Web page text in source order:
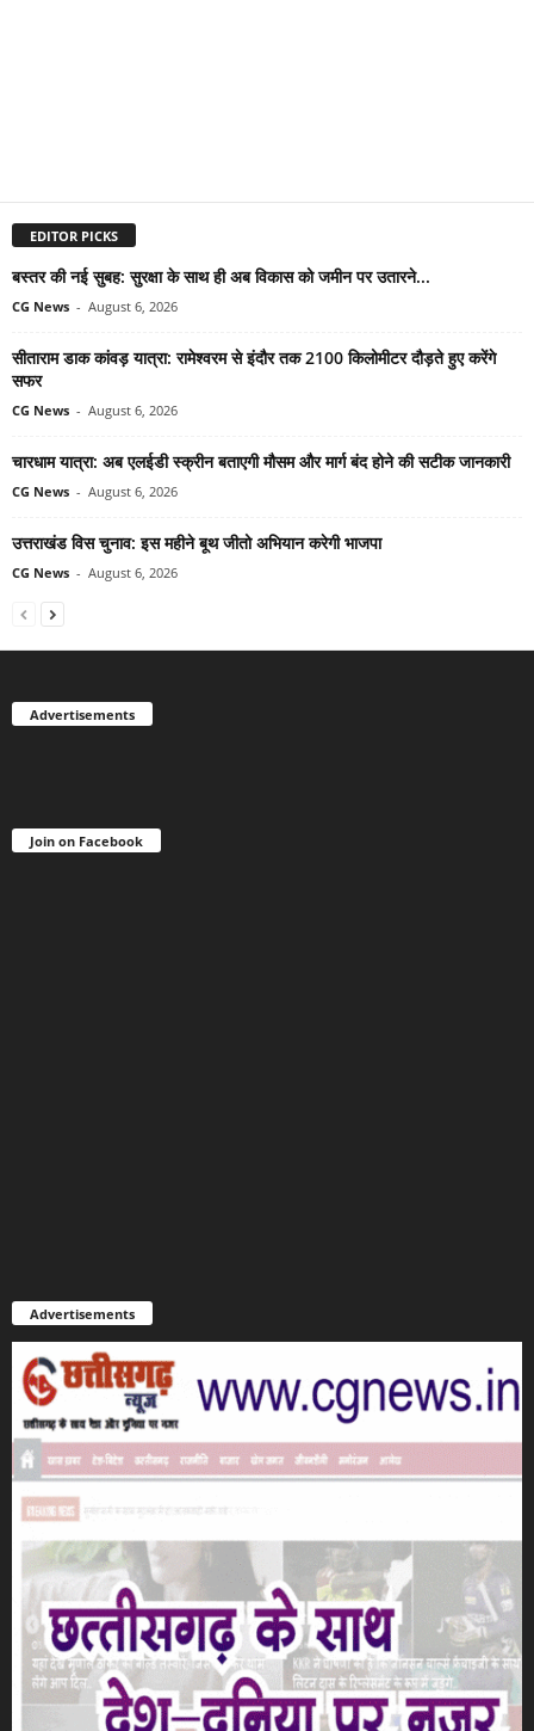
EDITOR PICKS
बस्तर की नई सुबह: सुरक्षा के साथ ही अब विकास को जमीन पर उतारने...
CG News - August 6, 2026
सीताराम डाक कांवड़ यात्रा: रामेश्वरम से इंदौर तक 2100 किलोमीटर दौड़ते हुए करेंगे
सफर
CG News - August 6, 2026
चारधाम यात्रा: अब एलईडी स्क्रीन बताएगी मौसम और मार्ग बंद होने की सटीक जानकारी
CG News - August 6, 2026
उत्तराखंड विस चुनाव: इस महीने बूथ जीतो अभियान करेगी भाजपा
CG News - August 6, 2026
Advertisements
Join on Facebook
Advertisements